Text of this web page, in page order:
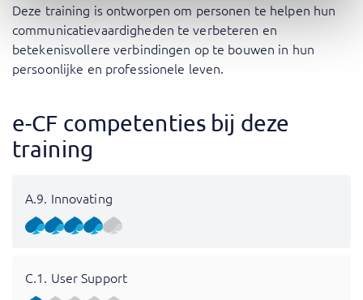
Deze training is ontworpen om personen te helpen hun
communicatievaardigheden te verbeteren en
betekenisvollere verbindingen op te bouwen in hun
persoonlijke en professionele leven.
e-CF competenties bij deze
training
A.9. Innovating
C.1. User Support